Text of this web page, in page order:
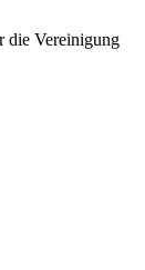
die Vereinigung